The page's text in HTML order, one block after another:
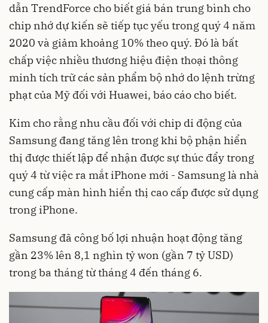
dẫn TrendForce cho biết giá bán trung bình cho
chip nhớ dự kiến sẽ tiếp tục yếu trong quý 4 năm
2020 và giảm khoảng 10% theo quý. Đó là bất
chấp việc nhiều thương hiệu điện thoại thông
minh tích trữ các sản phẩm bộ nhớ do lệnh trừng
phạt của Mỹ đối với Huawei, báo cáo cho biết.
Kim cho rằng nhu cầu đối với chip di động của
Samsung đang tăng lên trong khi bộ phận hiển
thị được thiết lập để nhận được sự thúc đẩy trong
quý 4 từ việc ra mắt iPhone mới - Samsung là nhà
cung cấp màn hình hiển thị cao cấp được sử dụng
trong iPhone.
Samsung đã công bố lợi nhuận hoạt động tăng
gần 23% lên 8,1 nghìn tỷ won (gần 7 tỷ USD)
trong ba tháng từ tháng 4 đến tháng 6.